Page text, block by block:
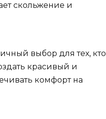
скольжение и
выбор для тех, кто
красивый и
комфорт на